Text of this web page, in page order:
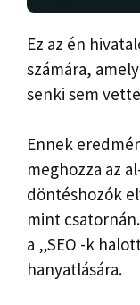
Ez az én
számára,
senki sem
Ennek
meghozza az
döntéshozók
mint
a „SEO -k
hanyatlására.